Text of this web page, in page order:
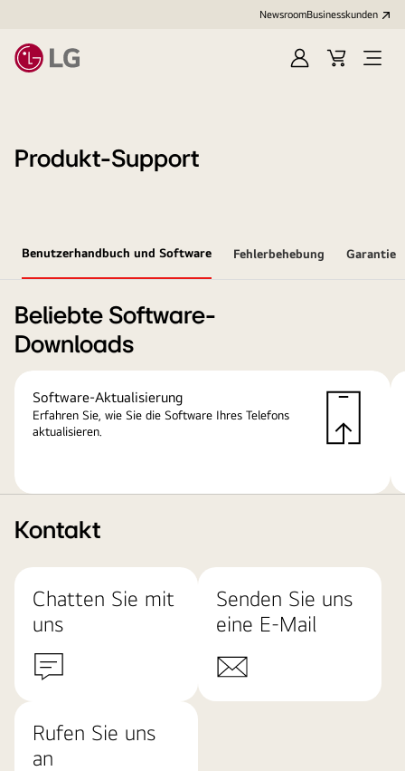
NewsroomBusinesskunden
AnmeldenWarenkorb
Menü
Produkt-Support
Benutzerhandbuch und Software Fehlerbehebung Garantie
Beliebte Software-
Downloads
Software-Aktualisierung
Erfahren Sie, wie Sie die Software Ihres Telefons
aktualisieren.
Kontakt
Chatten Sie mit
uns
Senden Sie uns
eine E-Mail
Rufen Sie uns
an